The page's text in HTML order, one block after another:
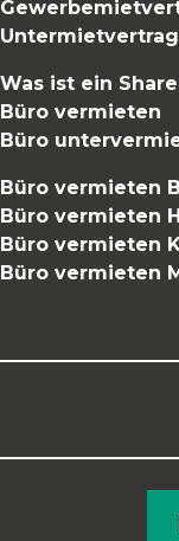
Was ist ein
Büro vermieten
Büro
Büro vermieten
Büro vermieten
Büro vermieten
Büro vermieten